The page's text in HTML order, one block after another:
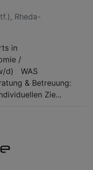
Rheda-
in
/
d) WAS
& Betreuung:
Zie...